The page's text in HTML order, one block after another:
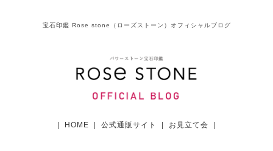
宝石印鑑 Rose stone（ローズストーン）オフィシャルブログ
HOME 公式通販サイト お見立て会